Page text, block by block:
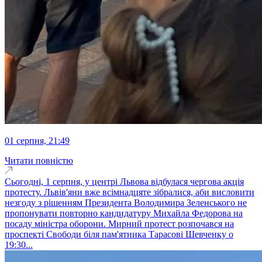
01 серпня, 21:49
Читати повністю
Сьогодні, 1 серпня, у центрі Львова відбулася чергова акція
протесту. Львів'яни вже всімнадцяте зібралися, аби висловити
незгоду з рішенням Президента Володимира Зеленського не
пропонувати повторно кандидатуру Михайла Федорова на
посаду міністра оборони. Мирний протест розпочався на
проспекті Свободи біля пам'ятника Тарасові Шевченку о
19:30...